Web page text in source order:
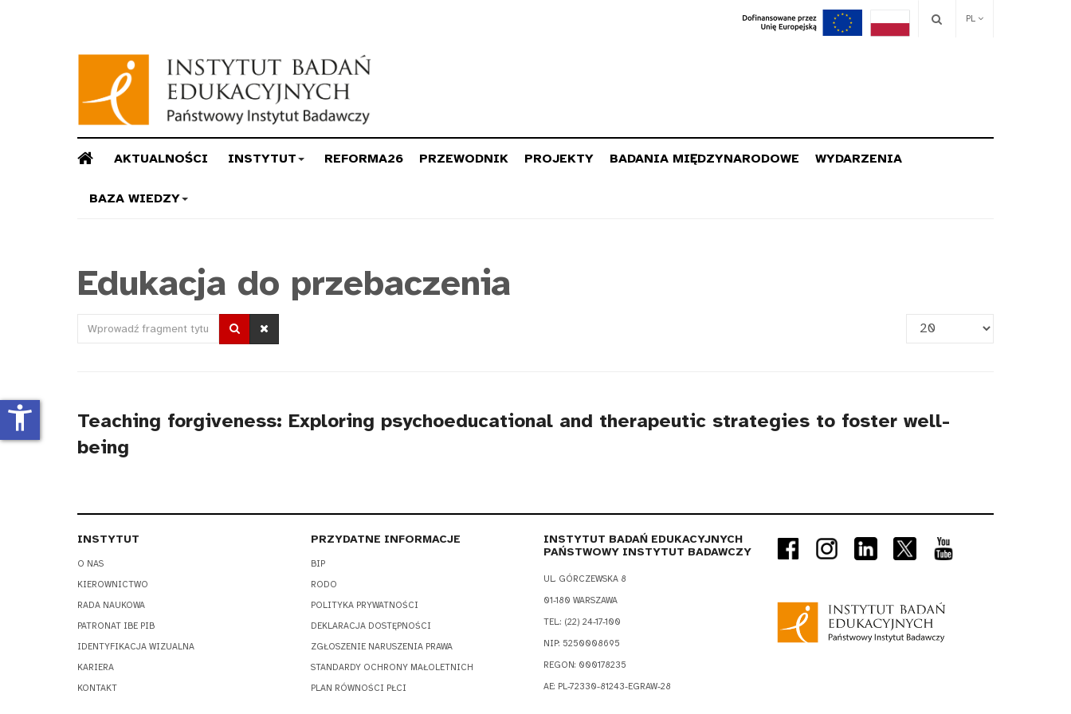
PL
AKTUALNOŚCI INSTYTUT REFORMA26 PRZEWODNIK PROJEKTY BADANIA MIĘDZYNARODOWE WYDARZENIA
BAZA WIEDZY
Edukacja do przebaczenia
Wprowadź
Pokaż
Teaching forgiveness: Exploring psychoeducational and therapeutic strategies to foster well-
being
INSTYTUT
O NAS
KIEROWNICTWO
RADA NAUKOWA
PATRONAT IBE PIB
IDENTYFIKACJA WIZUALNA
KARIERA
KONTAKT
PRZYDATNE INFORMACJE
BIP
RODO
POLITYKA PRYWATNOŚCI
DEKLARACJA DOSTĘPNOŚCI
ZGŁOSZENIE NARUSZENIA PRAWA
STANDARDY OCHRONY MAŁOLETNICH
PLAN RÓWNOŚCI PŁCI
INSTYTUT BADAŃ EDUKACYJNYCH
PAŃSTWOWY INSTYTUT BADAWCZY
UL. GÓRCZEWSKA 8
01-180 WARSZAWA
TEL.: (22) 24-17-100
NIP: 5250008695
REGON: 000178235
AE: PL-72330-81243-EGRAW-28
accessibility_new